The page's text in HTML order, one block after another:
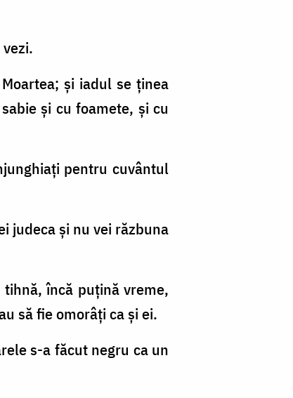
şi iadul se ţinea
şi cu foamete, şi cu
pentru cuvântul
judeca şi nu vei răzbuna
încă puţină vreme,
să fie omorâţi ca şi ei.
s-a făcut negru ca un